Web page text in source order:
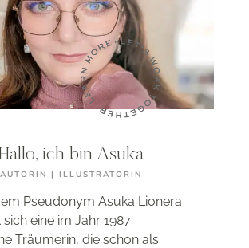
ich bin Asuka
AUTORIN | ILLUSTRATORIN
Pseudonym Asuka Lionera
eine im Jahr 1987
Träumerin, die schon als